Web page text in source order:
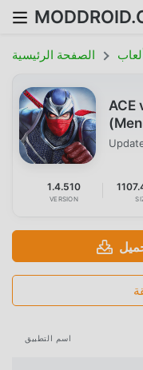
الصفحة الرئيسية
ACE
1.4.510
VERSION
اسم التطبيق